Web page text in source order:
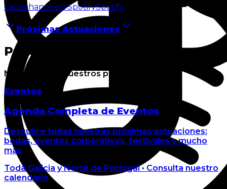
Escúchanos en SpotifySpotify
Próximas Actuaciones
Próximas Actuaciones
No te pierdas nuestros próximos shows
Eventos
Agenda Completa de Eventos
Descubre todas nuestras próximas actuaciones:
bodas, eventos corporativos, festivales y mucho
más
Toda Galicia y Norte de Portugal• Consulta nuestro
calendario